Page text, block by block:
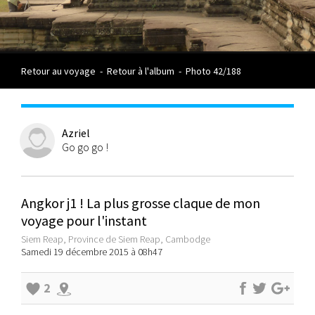
Retour au voyage - Retour à l'album - Photo 42/188
Azriel
Go go go !
Angkor j1 ! La plus grosse claque de mon
voyage pour l'instant
Siem Reap, Province de Siem Reap, Cambodge
Samedi 19 décembre 2015 à 08h47
2